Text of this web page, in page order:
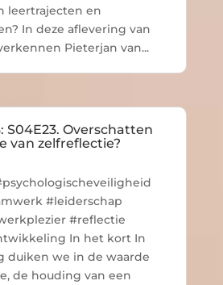
leertrajecten en
In deze aflevering van
Pieterjan van...
S04E23. Overschatten
van zelfreflectie?
#leiderschap
#reflectie
In het kort In
duiken we in de waarde
de houding van een